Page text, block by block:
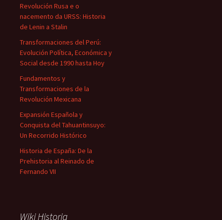
Revolución Rusa e o
nacemento da URSS: Historia
de Lenin a Stalin
Transformaciones del Perú:
Evolución Política, Económica y
Social desde 1990 hasta Hoy
Fundamentos y
Transformaciones de la
Revolución Mexicana
Expansión Española y
Conquista del Tahuantinsuyo:
Un Recorrido Histórico
Historia de España: De la
Prehistoria al Reinado de
Fernando VII
Wiki Historia